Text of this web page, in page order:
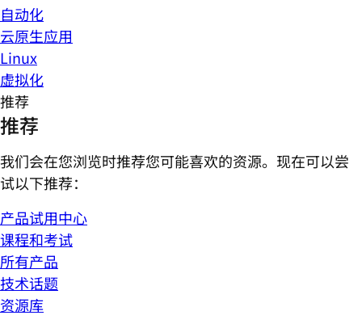
自动化
云原生应用
Linux
虚拟化
推荐
推荐
我们会在您浏览时推荐您可能喜欢的资源。现在可以尝
试以下推荐：
产品试用中心
课程和考试
所有产品
技术话题
资源库